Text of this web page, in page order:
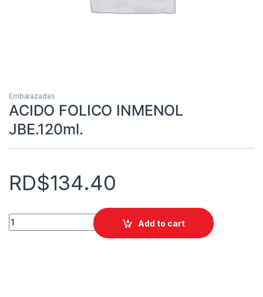
Embarazadas
ACIDO FOLICO INMENOL
JBE.120ml.
RD$134.40
ACIDO FOLICO INMENOL JBE.120ml. quantity
Add to cart